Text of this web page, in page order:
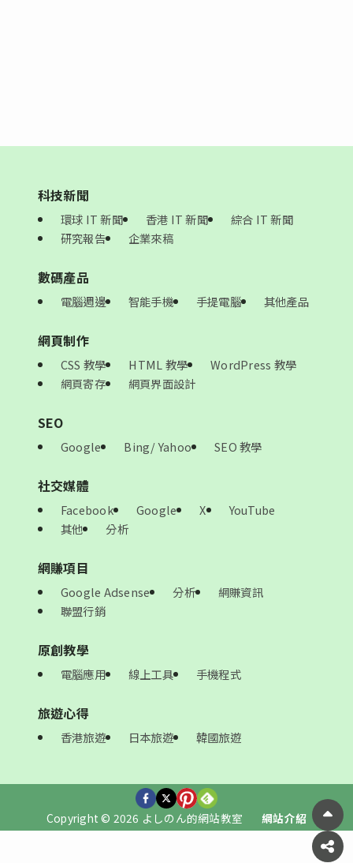
科技新聞
環球 IT 新聞 香港 IT 新聞
綜合 IT 新聞
研究報告
企業來稿
數碼產品
電腦週邊 智能手機 手提電腦 其他產品
網頁制作
CSS 教學 HTML 教學
WordPress 教學
網頁寄存
網頁界面設計
SEO
Google Bing/ Yahoo SEO 教學
社交媒體
Facebook Google X
YouTube
其他
分析
網賺項目
Google Adsense 分析
網賺資訊
聯盟行銷
原創教學
電腦應用 線上工具 手機程式
旅遊心得
香港旅遊 日本旅遊 韓國旅遊
Copyright © 2026 よしのん的網站教室 網站介紹